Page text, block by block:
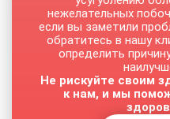
нежелательных
если вы заметили
обратитесь в нашу
определить
Не рискуйте своим
к нам, и мы